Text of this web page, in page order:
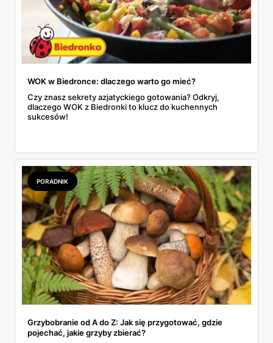
WOK w Biedronce: dlaczego warto go mieć?
Czy znasz sekrety azjatyckiego gotowania? Odkryj,
dlaczego WOK z Biedronki to klucz do kuchennych
sukcesów!
PORADNIK
Grzybobranie od A do Z: Jak się przygotować, gdzie
pojechać, jakie grzyby zbierać?